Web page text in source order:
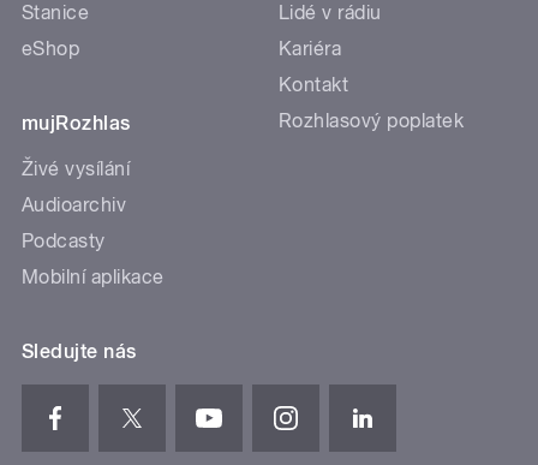
Stanice
eShop
mujRozhlas
Živé vysílání
Audioarchiv
Podcasty
Mobilní aplikace
Lidé v rádiu
Kariéra
Kontakt
Rozhlasový poplatek
Sledujte nás